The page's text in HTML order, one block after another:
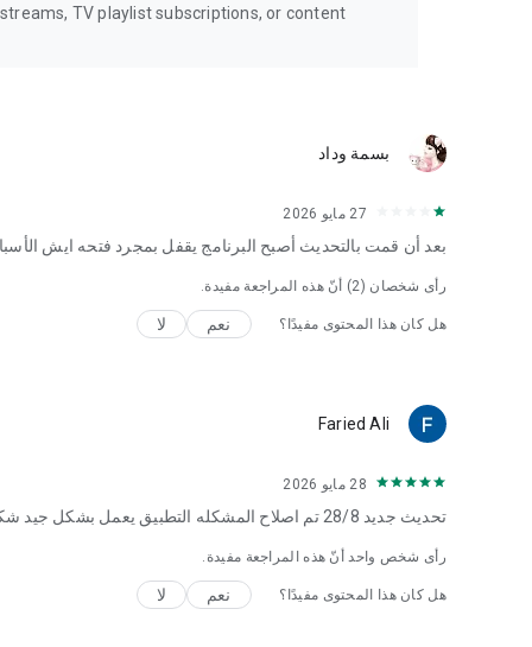
TV playlist subscriptions, or content
بسمة وداد
27 مايو 2026
بعد أن قمت بالتحديث أصبح البرنامج يقفل بمجرد فتحه ايش
رأى شخصان (2) أنّ هذه المراجعة مفيدة.
هل كان هذا المحتوى مفيدًا؟ نعم لا
Faried Ali
28 مايو 2026
تحديث جديد 28/8 تم اصلاح المشكله التطبيق يعمل بشكل جيد شكرآ
رأى شخص واحد أنّ هذه المراجعة مفيدة.
هل كان هذا المحتوى مفيدًا؟ نعم لا